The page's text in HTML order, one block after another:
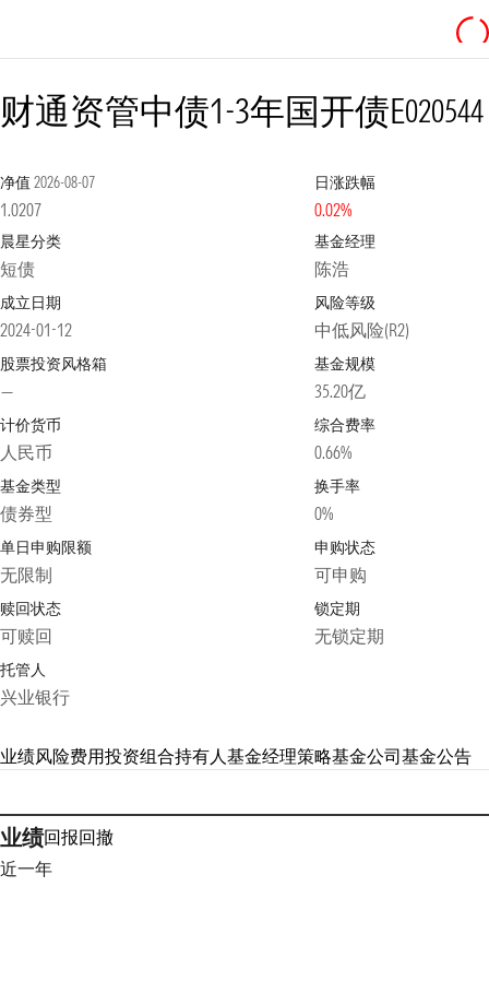
财通资管中债1-3年国开债E020544
净值 2026-08-07
1.0207
日涨跌幅
0.02%
晨星分类
短债
基金经理
陈浩
成立日期
2024-01-12
风险等级
中低风险(R2)
股票投资风格箱
—
基金规模
35.20亿
计价货币
人民币
综合费率
0.66%
基金类型
债券型
换手率
0%
单日申购限额
无限制
申购状态
可申购
赎回状态
可赎回
锁定期
无锁定期
托管人
兴业银行
业绩风险费用投资组合持有人基金经理策略基金公司基金公告
业绩回报回撤
近一年